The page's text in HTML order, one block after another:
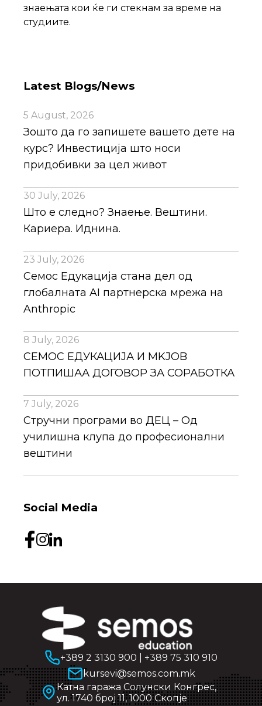
знаењата кои ќе ги стекнам за време на
студиите.
Latest Blogs/News
5 August, 2026
Зошто да го запишете вашето дете на
курс? Инвестиција што носи
придобивки за цел живот
30 July, 2026
Што е следно? Знаење. Вештини.
Кариера. Иднина.
23 July, 2026
Семос Едукација стана дел од
глобалната AI партнерска мрежа на
Anthropic
8 July, 2026
СЕМОС ЕДУКАЦИЈА И MKJOB
ПОТПИШАА ДОГОВОР ЗА СОРАБОТКА
7 July, 2026
Стручни програми во ДЕЦ – Од
училишна клупа до професионални
вештини
Social Media
+389 2 3130 900
+389 75 310 910
kursevi@semos.com.mk
Катна гаража Солунски Конгрес,
ул. 1740 број 11, 1000 Скопје